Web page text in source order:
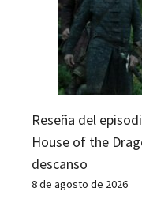
Reseña del
House of the
descanso
8 de agosto de 2026